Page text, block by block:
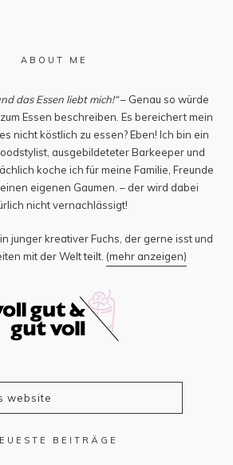
ABOUT ME
das Essen liebt mich!“– Genau so würde
Essen beschreiben. Es bereichert mein
nicht köstlich zu essen? Eben! Ich bin ein
ausgebildeteter Barkeeper und
koche ich für meine Familie, Freunde
eigenen Gaumen. – der wird dabei
nicht vernachlässigt!
junger kreativer Fuchs, der gerne isst und
mit der Welt teilt. (mehr anzeigen)
BEITRÄGE